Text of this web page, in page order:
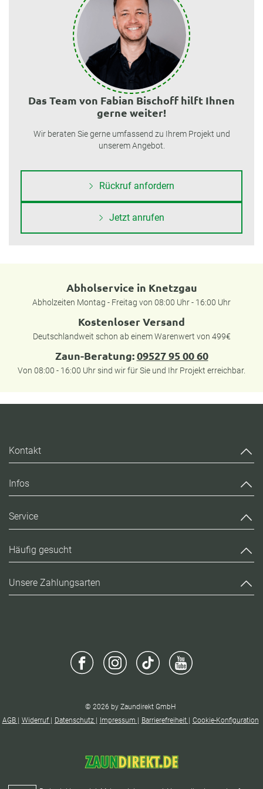
Das Team von Fabian Bischoff hilft Ihnen
gerne weiter!
Wir beraten Sie gerne umfassend zu Ihrem Projekt und
unserem Angebot.
Rückruf anfordern
Jetzt anrufen
Abholservice in Knetzgau
Abholzeiten Montag - Freitag von 08:00 Uhr - 16:00 Uhr
Kostenloser Versand
Deutschlandweit schon ab einem Warenwert von 499€
Zaun-Beratung:09527 95 00 60
Von 08:00 - 16:00 Uhr sind wir für Sie und Ihr Projekt erreichbar.
Kontakt
Infos
Service
Häufig gesucht
Unsere Zahlungsarten
© 2026 by Zaundirekt GmbH
AGB
Widerruf Datenschutz Impressum Barrierefreiheit Cookie-Konfiguration